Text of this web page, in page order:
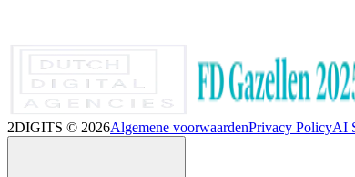
2DIGITS © 2026Algemene voorwaardenPrivacy PolicyAI